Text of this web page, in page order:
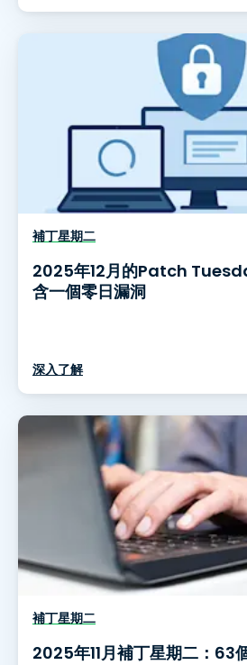
補丁星期二
2025年12月的Patch
含一個零日漏洞
深入了解
補丁星期二
2025年11月補丁星期二：63